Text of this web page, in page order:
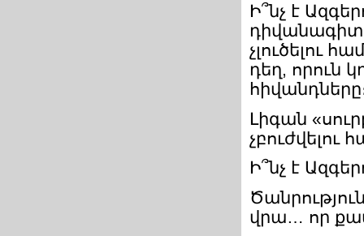
Ի՞նչ է
չլուծելու
դեղ, որուն
Լիգան
չբուժվելու
Ի՞նչ է
վրա… որ